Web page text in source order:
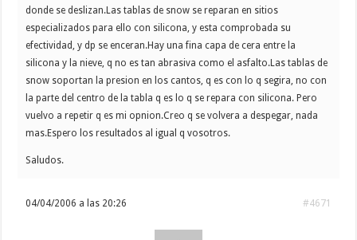
donde se deslizan.Las tablas de snow se reparan en sitios
especializados para ello con silicona, y esta comprobada su
efectividad, y dp se enceran.Hay una fina capa de cera entre la
silicona y la nieve, q no es tan abrasiva como el asfalto.Las tablas de
snow soportan la presion en los cantos, q es con lo q segira, no con
la parte del centro de la tabla q es lo q se repara con silicona. Pero
vuelvo a repetir q es mi opnion.Creo q se volvera a despegar, nada
mas.Espero los resultados al igual q vosotros.
Saludos.
04/04/2006 a las 20:26 #4671